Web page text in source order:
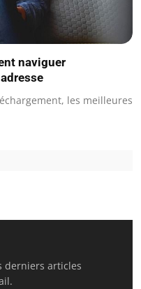
naviguer
les meilleures
derniers articles